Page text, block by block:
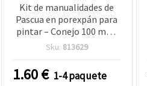
Kit de manualidades de
Pascua en porexpán para
pintar – Conejo 100 mm,
Huevos 75 x 50 mm,
pinturas y pincel – 5
piezas
Sku: 813629
1.60€ 1-4 paquete